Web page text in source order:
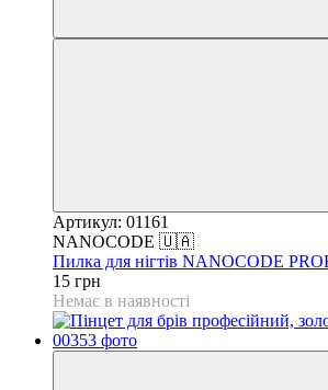
Артикул: 01161
NANOCODE 🇺🇦
Пилка для нігтів NANOCODE
15 грн
Немає в наявності